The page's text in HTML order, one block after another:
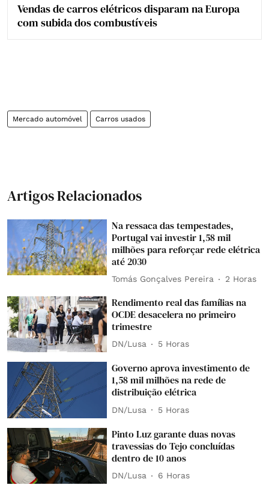
Vendas de carros elétricos disparam na Europa
com subida dos combustíveis
Mercado automóvel Carros usados
Artigos Relacionados
Na ressaca das tempestades,
Portugal vai investir 1,58 mil
milhões para reforçar rede elétrica
até 2030
Tomás Gonçalves Pereira 2 Horas
Rendimento real das famílias na
OCDE desacelera no primeiro
trimestre
DN/Lusa 5 Horas
Governo aprova investimento de
1,58 mil milhões na rede de
distribuição elétrica
DN/Lusa 5 Horas
Pinto Luz garante duas novas
travessias do Tejo concluídas
dentro de 10 anos
DN/Lusa 6 Horas